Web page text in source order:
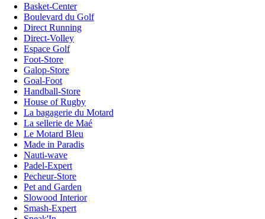
Basket-Center
Boulevard du Golf
Direct Running
Direct-Volley
Espace Golf
Foot-Store
Galop-Store
Goal-Foot
Handball-Store
House of Rugby
La bagagerie du Motard
La sellerie de Maé
Le Motard Bleu
Made in Paradis
Nauti-wave
Padel-Expert
Pecheur-Store
Pet and Garden
Slowood Interior
Smash-Expert